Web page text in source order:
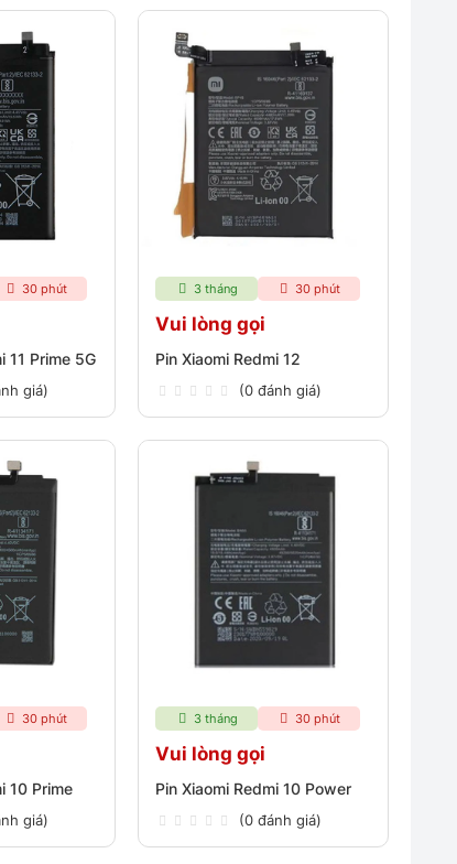
30 phút
11 Prime 5G
giá)
3 tháng 30 phút
Vui lòng gọi
Pin Xiaomi Redmi 12
(0 đánh giá)
30 phút
10 Prime
giá)
3 tháng 30 phút
Vui lòng gọi
Pin Xiaomi Redmi 10 Power
(0 đánh giá)